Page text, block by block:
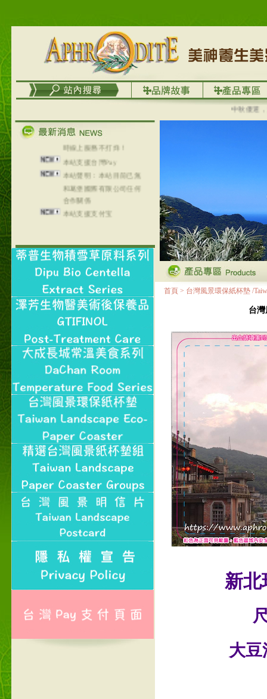
中秋優選，大
在外租屋者、居住處無管
理員、不方便在工作地點
取件者，歡迎多多使用
【郵局i郵箱】的服務喔～
【i郵箱】設立的地點，請
進入內頁連結～
Line@aphrodite2020 24小
時線上服務不打烊！
本站支援台灣Pay
本站聲明：本站目前已無
和葛堡國際有限公司任何
合作關係
本站支援支付宝
2017年1月1日起，中国大
首頁 > 台灣風景環保紙杯墊 /
台灣
新北
大